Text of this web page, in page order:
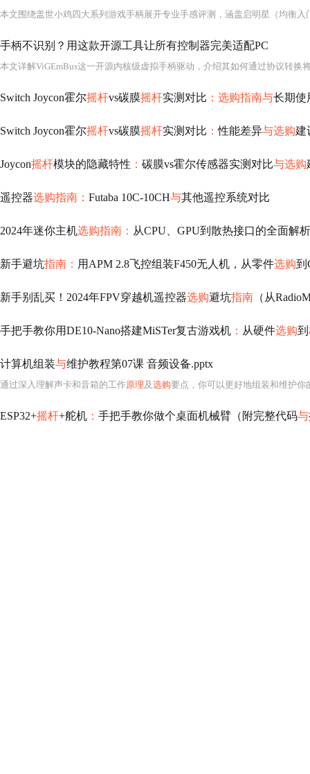
手柄不识别？用这款开源工具让所有控制器完美适配PC
Switch Joycon霍尔摇杆vs碳膜摇杆实测对比 ：选购指南与长期使
Switch Joycon霍尔摇杆vs碳膜摇杆实测对比 ：性能差异与选购建
Joycon摇杆模块的隐藏特性 ： 碳膜vs霍尔传感器实测对比与选购
遥控器选购指南： Futaba 10C-10CH与其他遥控系统对比
2024年迷你主机选购指南： 从CPU、GPU到散热接口的全面解析
新手避坑指南： 用APM 2.8飞控组装F450无人机，从零件选购到
新手别乱买！2024年FPV穿越机遥控器选购避坑指南 （从
手把手教你用DE10-Nano搭建MiSTer复古游戏机 ： 从硬件选购到
计算机组装与维护教程第07课 音频设备.pptx
通过深入理解声卡和音箱的工作原理及选购要点，你可以更好地组装和维护
ESP32+摇杆+舵机 ： 手把手教你做个桌面机械臂（附完整代码与